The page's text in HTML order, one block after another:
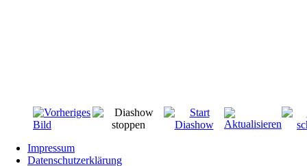
Impressum
Datenschutzerklärung